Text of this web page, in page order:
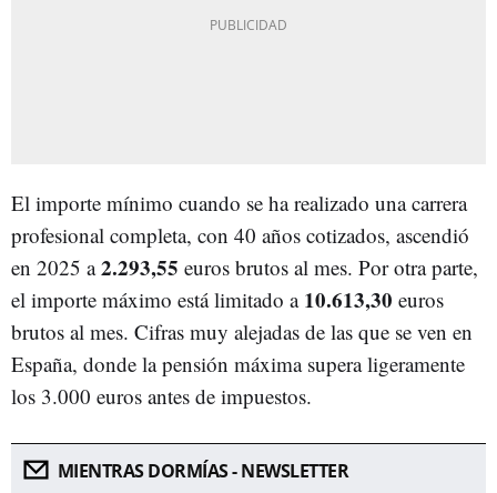
El importe mínimo cuando se ha realizado una carrera
profesional completa, con 40 años cotizados, ascendió
en 2025 a2.293,55 euros brutos al mes. Por otra parte,
el importe máximo está limitado a 10.613,30 euros
brutos al mes. Cifras muy alejadas de las que se ven en
España, donde la pensión máxima supera ligeramente
los 3.000 euros antes de impuestos.
MIENTRAS DORMÍAS - NEWSLETTER